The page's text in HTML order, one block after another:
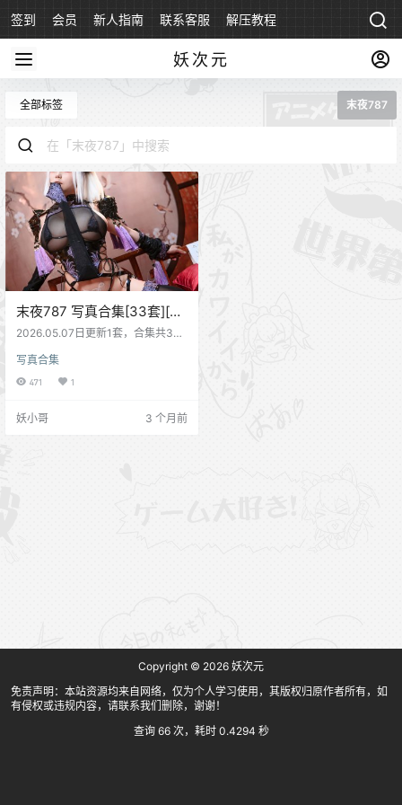
签到 会员 新人指南 联系客服 解压教程
妖次元
全部标签 末夜787
末夜787 写真合集[33套][持
续更新]
2026.05.07日更新1套，合集共33
写真合集
471 1
妖小哥 3 个月前
Copyright © 2026 妖次元
免责声明：本站资源均来自网络，仅为个人学习使用，其版权归原作者所有，如
有侵权或违规内容，请联系我们删除，谢谢！
查询 66 次，耗时 0.4294 秒